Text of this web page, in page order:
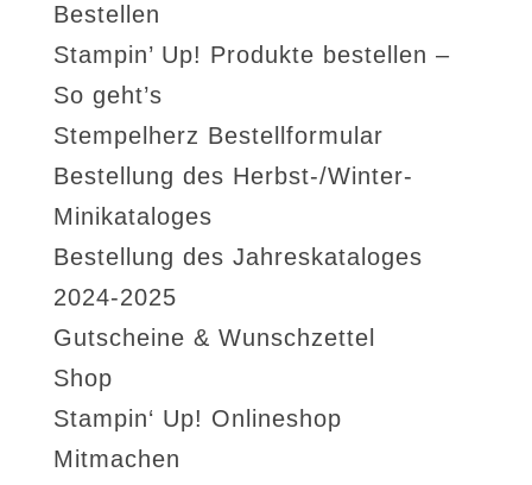
Bestellen
Stampin’ Up! Produkte bestellen –
So geht’s
Stempelherz Bestellformular
Bestellung des Herbst-/Winter-
Minikataloges
Bestellung des Jahreskataloges
2024-2025
Gutscheine & Wunschzettel
Shop
Stampin‘ Up! Onlineshop
Mitmachen